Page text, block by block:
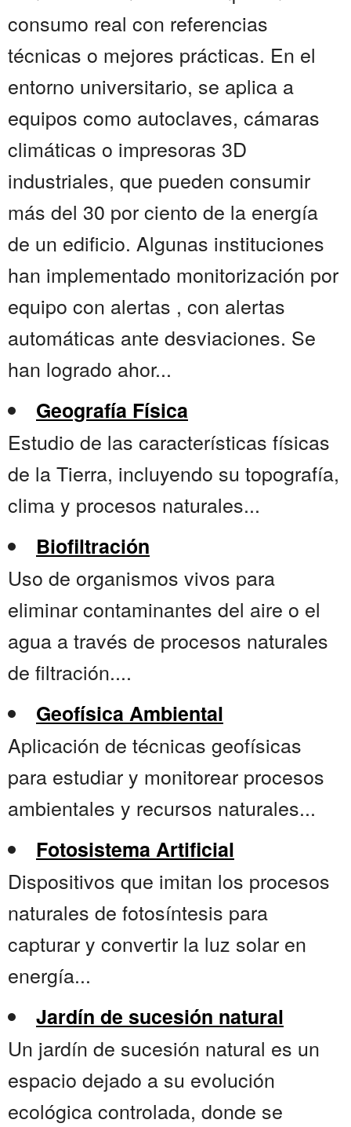
consumo real con referencias
técnicas o mejores prácticas. En el
entorno universitario, se aplica a
equipos como autoclaves, cámaras
climáticas o impresoras 3D
industriales, que pueden consumir
más del 30 por ciento de la energía
de un edificio. Algunas instituciones
han implementado monitorización por
equipo con alertas , con alertas
automáticas ante desviaciones. Se
han logrado ahor...
Geografía Física
Estudio de las características físicas
de la Tierra, incluyendo su topografía,
clima y procesos naturales...
Biofiltración
Uso de organismos vivos para
eliminar contaminantes del aire o el
agua a través de procesos naturales
de filtración....
Geofísica Ambiental
Aplicación de técnicas geofísicas
para estudiar y monitorear procesos
ambientales y recursos naturales...
Fotosistema Artificial
Dispositivos que imitan los procesos
naturales de fotosíntesis para
capturar y convertir la luz solar en
energía...
Jardín de sucesión natural
Un jardín de sucesión natural es un
espacio dejado a su evolución
ecológica controlada, donde se